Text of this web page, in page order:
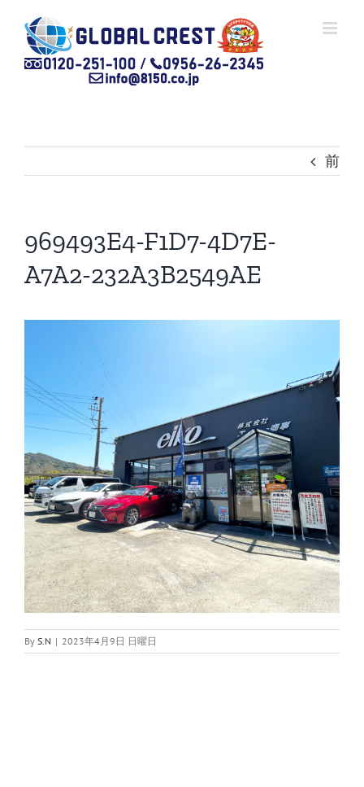
content
前
969493E4-F1D7-4D7E-
A7A2-232A3B2549AE
By S.N | 2023年4月9日 日曜日